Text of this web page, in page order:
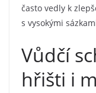
často vedly k
s vysokými
Vůdčí
hřišti i